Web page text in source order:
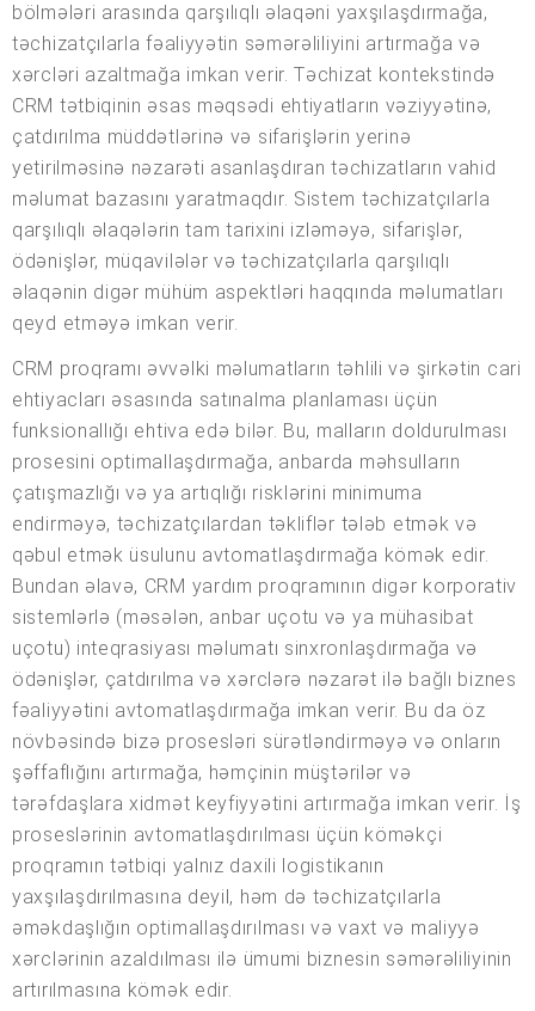
bölmələri arasında qarşılıqlı əlaqəni yaxşılaşdırmağa,
təchizatçılarla fəaliyyətin səmərəliliyini artırmağa və
xərcləri azaltmağa imkan verir. Təchizat kontekstində
CRM tətbiqinin əsas məqsədi ehtiyatların vəziyyətinə,
çatdırılma müddətlərinə və sifarişlərin yerinə
yetirilməsinə nəzarəti asanlaşdıran təchizatların vahid
məlumat bazasını yaratmaqdır. Sistem təchizatçılarla
qarşılıqlı əlaqələrin tam tarixini izləməyə, sifarişlər,
ödənişlər, müqavilələr və təchizatçılarla qarşılıqlı
əlaqənin digər mühüm aspektləri haqqında məlumatları
qeyd etməyə imkan verir.
CRM proqramı əvvəlki məlumatların təhlili və şirkətin cari
ehtiyacları əsasında satınalma planlaması üçün
funksionallığı ehtiva edə bilər. Bu, malların doldurulması
prosesini optimallaşdırmağa, anbarda məhsulların
çatışmazlığı və ya artıqlığı risklərini minimuma
endirməyə, təchizatçılardan təkliflər tələb etmək və
qəbul etmək üsulunu avtomatlaşdırmağa kömək edir.
Bundan əlavə, CRM yardım proqramının digər korporativ
sistemlərlə (məsələn, anbar uçotu və ya mühasibat
uçotu) inteqrasiyası məlumatı sinxronlaşdırmağa və
ödənişlər, çatdırılma və xərclərə nəzarət ilə bağlı biznes
fəaliyyətini avtomatlaşdırmağa imkan verir. Bu da öz
növbəsində bizə prosesləri sürətləndirməyə və onların
şəffaflığını artırmağa, həmçinin müştərilər və
tərəfdaşlara xidmət keyfiyyətini artırmağa imkan verir. İş
proseslərinin avtomatlaşdırılması üçün köməkçi
proqramın tətbiqi yalnız daxili logistikanın
yaxşılaşdırılmasına deyil, həm də təchizatçılarla
əməkdaşlığın optimallaşdırılması və vaxt və maliyyə
xərclərinin azaldılması ilə ümumi biznesin səmərəliliyinin
artırılmasına kömək edir.